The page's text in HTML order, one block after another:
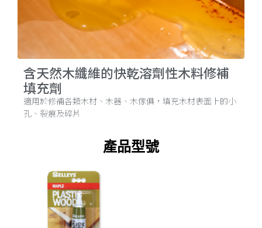
含天然木纖維的快乾溶劑性木料修補
填充劑
適用於修補各類木材、木器、木傢俱，填充木材表面上的小
孔、裂痕及碎片
產品型號